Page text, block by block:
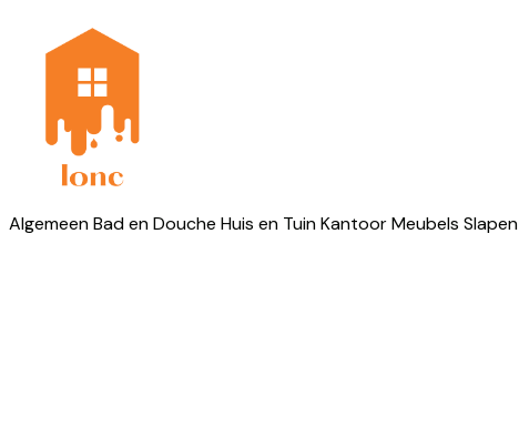
AlgemeenBad en Douche Huis en TuinKantoorMeubels Slapen